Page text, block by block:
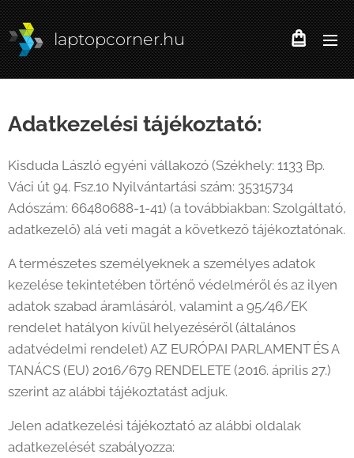
laptopcorner.hu
Adatkezelési tájékoztató:
Kisduda László egyéni vállakozó (Székhely: 1133 Bp.
Váci út 94. Fsz.10 Nyilvántartási szám: 35315734
Adószám: 66480688-1-41) (a továbbiakban: Szolgáltató,
adatkezelő) alá veti magát a következő tájékoztatónak.
A természetes személyeknek a személyes adatok
kezelése tekintetében történő védelméről és az ilyen
adatok szabad áramlásáról, valamint a 95/46/EK
rendelet hatályon kívül helyezéséről (általános
adatvédelmi rendelet) AZ EURÓPAI PARLAMENT ÉS A
TANÁCS (EU) 2016/679 RENDELETE (2016. április 27.)
szerint az alábbi tájékoztatást adjuk.
Jelen adatkezelési tájékoztató az alábbi oldalak
adatkezelését szabályozza: